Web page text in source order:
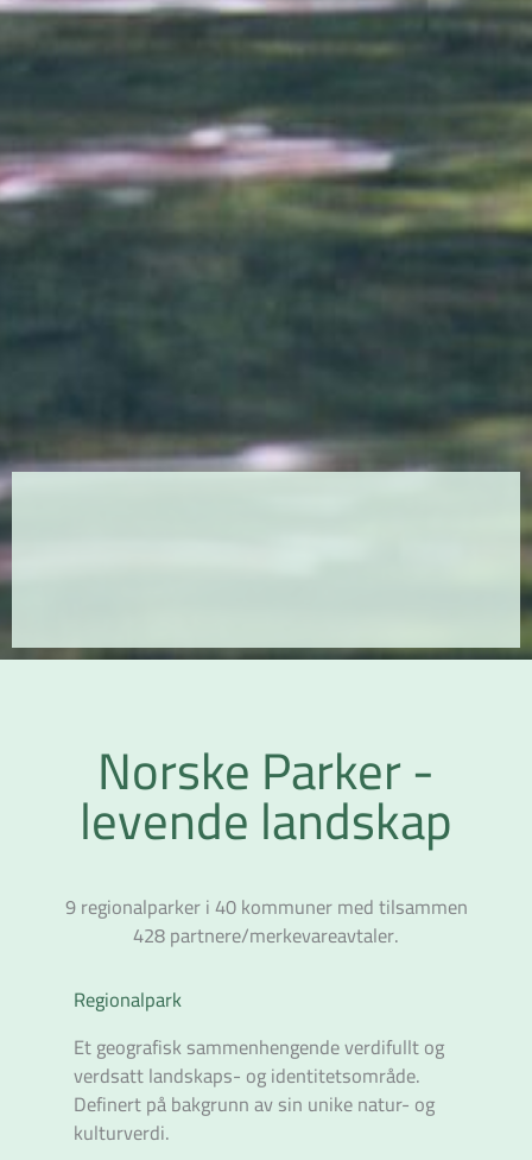
Norske Parker-
levende landskap
9 regionalparker i 40 kommuner med tilsammen
428 partnere/merkevareavtaler.
Regionalpark
Et geografisk sammenhengende verdifullt og
verdsatt landskaps- og identitetsområde.
Definert på bakgrunn av sin unike natur- og
kulturverdi.